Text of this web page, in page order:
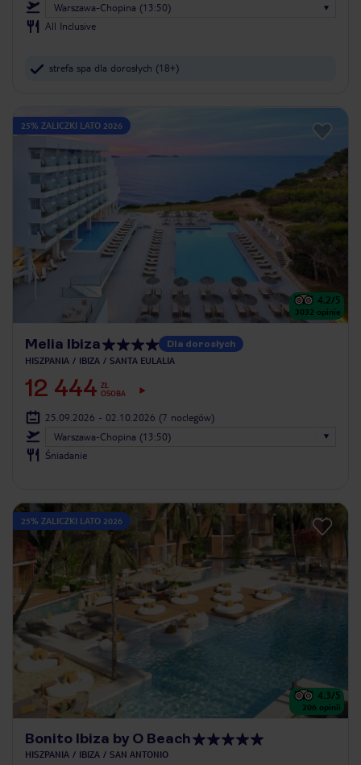
Warszawa-Chopina (13:50)
All Inclusive
strefa spa dla dorosłych (18+)
25% ZALICZKI LATO 2026
4.2/5
3032 opinie
Melia Ibiza Dla dorosłych
HISZPANIA IBIZA SANTA EULALIA
12 444 ZŁ
OSOBA
25.09.2026 - 02.10.2026 (7 noclegów)
Warszawa-Chopina (13:50)
Śniadanie
25% ZALICZKI LATO 2026
4.3/5
206 opinii
Bonito Ibiza by O Beach
HISZPANIA IBIZA SAN ANTONIO